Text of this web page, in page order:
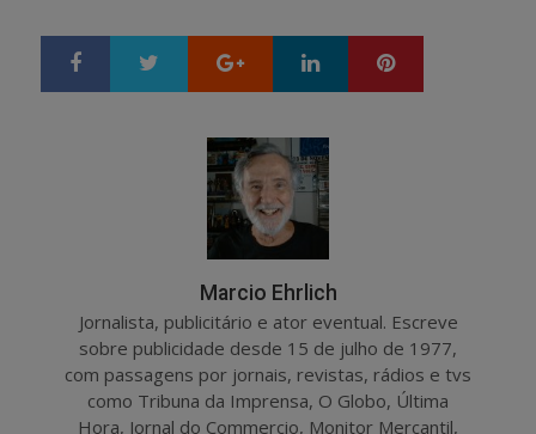
Google+ LinkedIn
Marcio Ehrlich
Jornalista, publicitário e ator eventual. Escreve
sobre publicidade desde 15 de julho de 1977,
com passagens por jornais, revistas, rádios e tvs
como Tribuna da Imprensa, O Globo, Última
Hora, Jornal do Commercio, Monitor Mercantil,